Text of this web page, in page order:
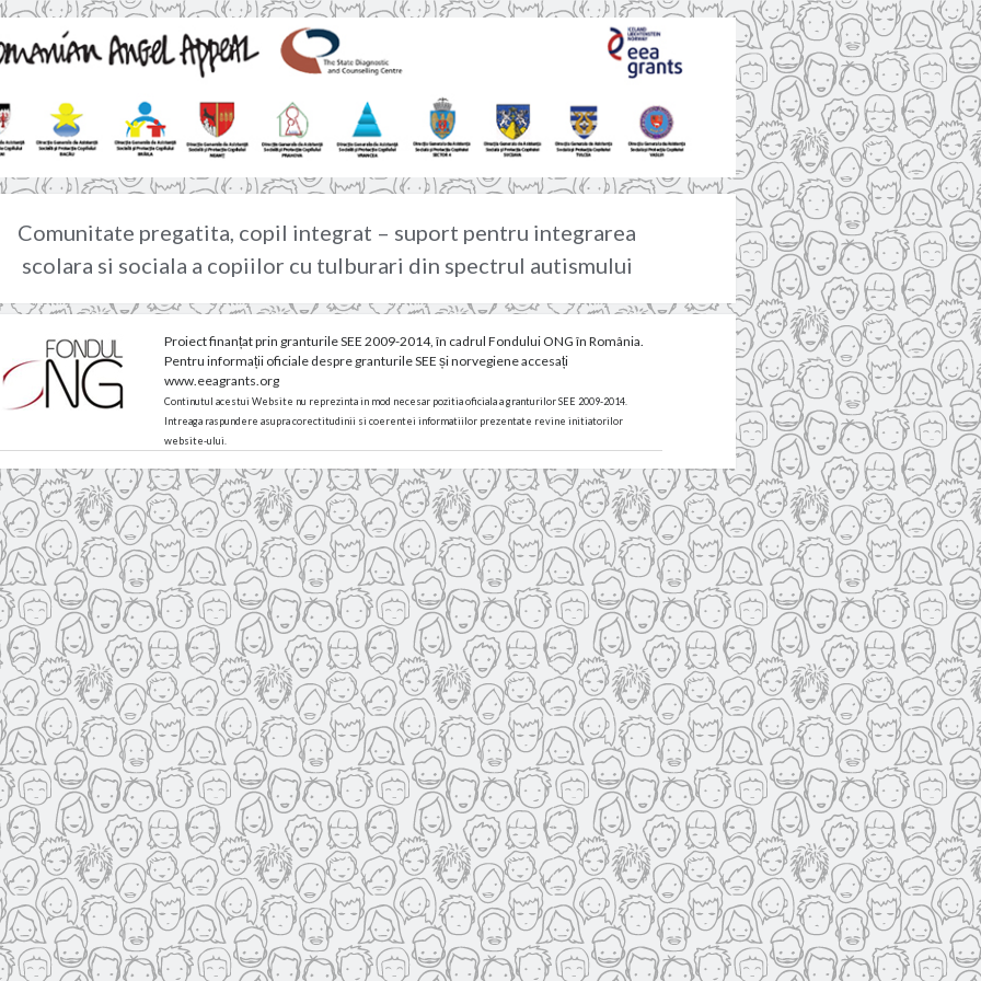
Comunitate pregatita, copil integrat – suport pentru integrarea
scolara si sociala a copiilor cu tulburari din spectrul autismului
Proiect finanțat prin granturile SEE 2009-2014, în cadrul Fondului ONG în România.
Pentru informații oficiale despre granturile SEE și norvegiene accesați
www.eeagrants.org
Continutul acestui Website nu reprezinta in mod necesar pozitia oficiala a granturilor SEE 2009-2014.
Intreaga raspundere asupra corectitudinii si coerentei informatiilor prezentate revine initiatorilor
website-ului.